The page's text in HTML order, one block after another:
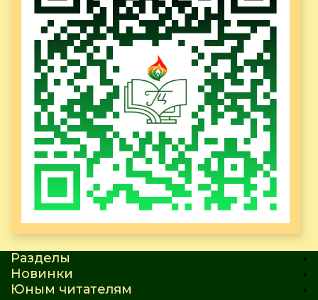
Разделы
Новинки
Юным читателям